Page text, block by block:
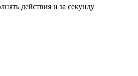
действия и за секунду